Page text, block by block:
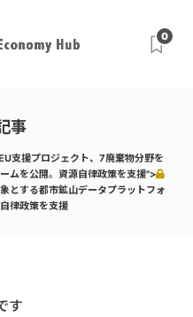
0
事
支援プロジェクト、7廃棄物分野を
ムを公開。資源自律政策を支援">
とする都市鉱山データプラットフォ
律政策を支援
す